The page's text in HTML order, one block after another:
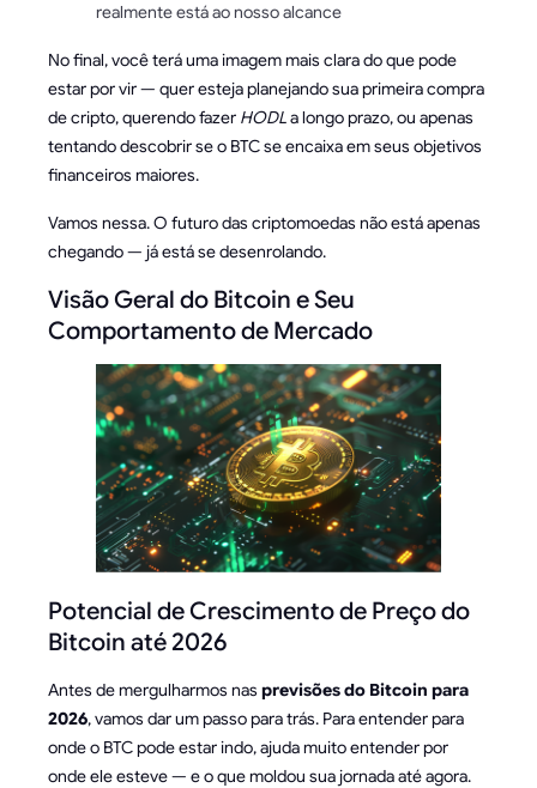
realmente está ao nosso alcance
No final, você terá uma imagem mais clara do que pode
estar por vir — quer esteja planejando sua primeira compra
de cripto, querendo fazer HODLa longo prazo, ou apenas
tentando descobrir se o BTC se encaixa em seus objetivos
financeiros maiores.
Vamos nessa. O futuro das criptomoedas não está apenas
chegando — já está se desenrolando.
Visão Geral do Bitcoin e Seu
Comportamento de Mercado
Potencial de Crescimento de Preço do
Bitcoin até 2026
Antes de mergulharmos nas previsões do Bitcoin para
2026, vamos dar um passo para trás. Para entender para
onde o BTC pode estar indo, ajuda muito entender por
onde ele esteve — e o que moldou sua jornada até agora.